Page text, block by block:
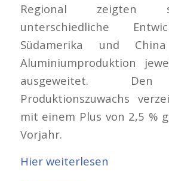
Regional zeigten
unterschiedliche
Südamerika und
Aluminiumproduktion
ausgeweitet.
Produktionszuwachs
mit einem Plus von 2,5 %
Vorjahr.
Hier weiterlesen